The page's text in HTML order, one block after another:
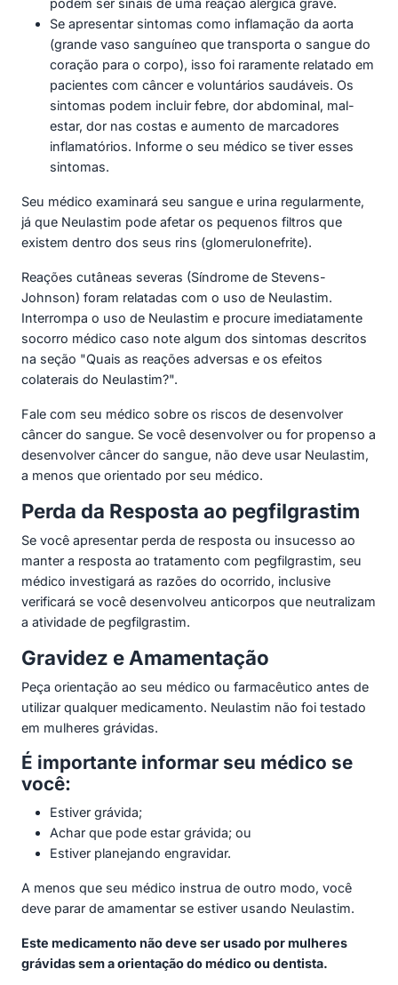
Se apresentar sintomas como inflamação da aorta
(grande vaso sanguíneo que transporta o sangue do
coração para o corpo), isso foi raramente relatado em
pacientes com câncer e voluntários saudáveis. Os
sintomas podem incluir febre, dor abdominal, mal-
estar, dor nas costas e aumento de marcadores
inflamatórios. Informe o seu médico se tiver esses
sintomas.
Seu médico examinará seu sangue e urina regularmente,
já que Neulastim pode afetar os pequenos filtros que
existem dentro dos seus rins (glomerulonefrite).
Reações cutâneas severas (Síndrome de Stevens-
Johnson) foram relatadas com o uso de Neulastim.
Interrompa o uso de Neulastim e procure imediatamente
socorro médico caso note algum dos sintomas descritos
na seção "Quais as reações adversas e os efeitos
colaterais do Neulastim?".
Fale com seu médico sobre os riscos de desenvolver
câncer do sangue. Se você desenvolver ou for propenso a
desenvolver câncer do sangue, não deve usar Neulastim,
a menos que orientado por seu médico.
Perda da Resposta ao pegfilgrastim
Se você apresentar perda de resposta ou insucesso ao
manter a resposta ao tratamento com pegfilgrastim, seu
médico investigará as razões do ocorrido, inclusive
verificará se você desenvolveu anticorpos que neutralizam
a atividade de pegfilgrastim.
Gravidez e Amamentação
Peça orientação ao seu médico ou farmacêutico antes de
utilizar qualquer medicamento. Neulastim não foi testado
em mulheres grávidas.
É importante informar seu médico se
você:
Estiver grávida;
Achar que pode estar grávida; ou
Estiver planejando engravidar.
A menos que seu médico instrua de outro modo, você
deve parar de amamentar se estiver usando Neulastim.
Este medicamento não deve ser usado por mulheres
grávidas sem a orientação do médico ou dentista.